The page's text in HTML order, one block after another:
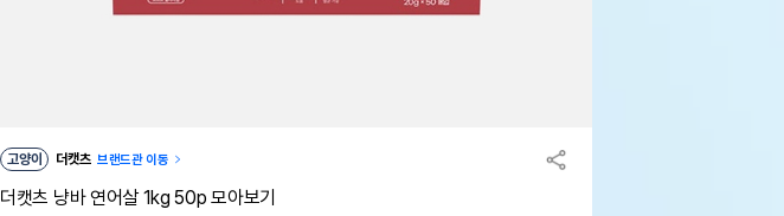
고양이 더캣츠 브랜드관 이동
더캣츠 냥바 연어살 1kg 50p 모아보기